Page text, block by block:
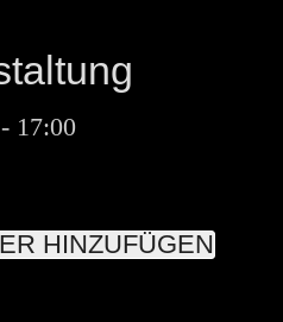
17:00
HINZUFÜGEN